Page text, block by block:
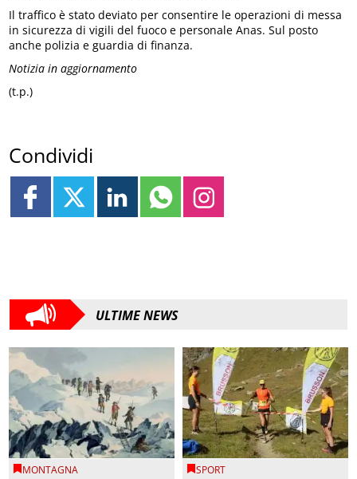
Il traffico è stato deviato per consentire le operazioni di messa
in sicurezza di vigili del fuoco e personale Anas. Sul posto
anche polizia e guardia di finanza.
Notizia in aggiornamento
(t.p.)
Condividi
ULTIME NEWS
MONTAGNA SPORT